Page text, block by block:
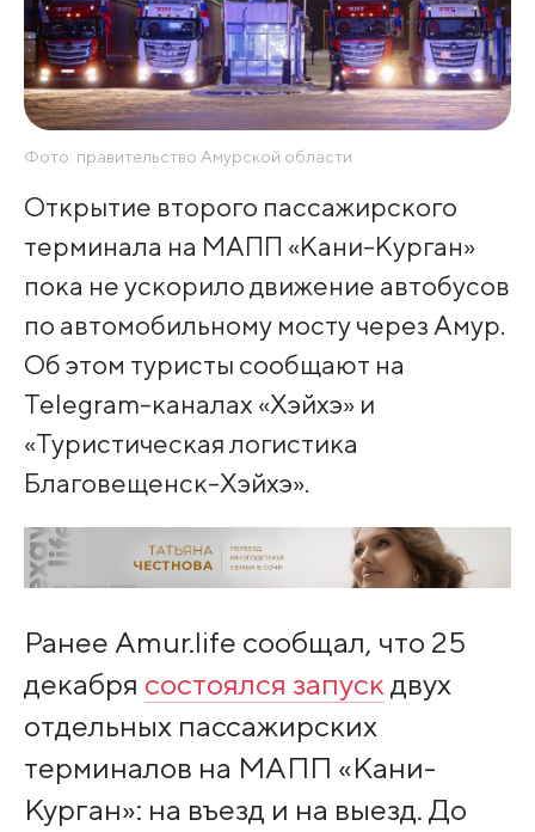
Фото: правительство Амурской области
Открытие второго пассажирского
терминала на МАПП «Кани-Курган»
пока не ускорило движение автобусов
по автомобильному мосту через Амур.
Об этом туристы сообщают на
Telegram-каналах «Хэйхэ» и
«Туристическая логистика
Благовещенск-Хэйхэ».
Ранее Amur.life сообщал, что 25
декабря состоялся запускдвух
отдельных пассажирских
терминалов на МАПП «Кани-
Курган»: на въезд и на выезд. До